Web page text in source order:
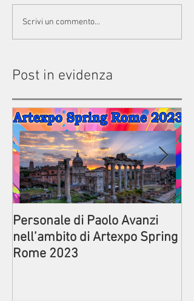
Scrivi un commento...
Post in evidenza
Personale di Paolo Avanzi
nell’ambito di Artexpo Spring
Rome 2023